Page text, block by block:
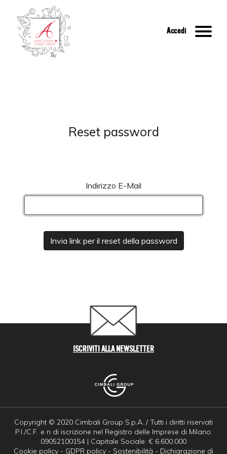
Accedi
Reset password
Indirizzo E-Mail
Invia link per il reset della password
ISCRIVITI ALLA NEWSLETTER
Copyright © 2020 Cimbali Group S.p.A. / Tutti i diritti riservati
P.I./C.F. e n di iscrizione nel Registro delle Imprese di Milano:
09052100154 | Capitale Sociale: € 6.600.000
Cookie policy - GDPR policy - Sostenibilità - Dichiarazione di